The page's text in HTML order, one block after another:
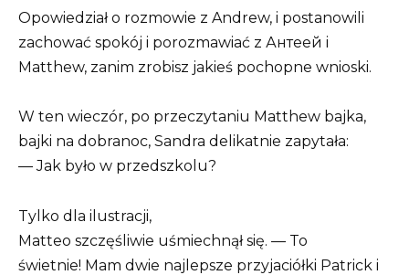
Opowiedział o rozmowie z Andrew, i postanowili
zachować spokój i porozmawiać z Антеей i
Matthew, zanim zrobisz jakieś pochopne wnioski.
W ten wieczór, po przeczytaniu Matthew bajka,
bajki na dobranoc, Sandra delikatnie zapytała:
— Jak było w przedszkolu?
Tylko dla ilustracji,
Matteo szczęśliwie uśmiechnął się. — To
świetnie! Mam dwie najlepsze przyjaciółki Patrick i